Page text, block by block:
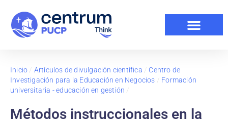
Inicio / Artículos de divulgación científica / Centro de
Investigación para la Educación en Negocios / Formación
universitaria - educación en gestión /
Métodos instruccionales en la